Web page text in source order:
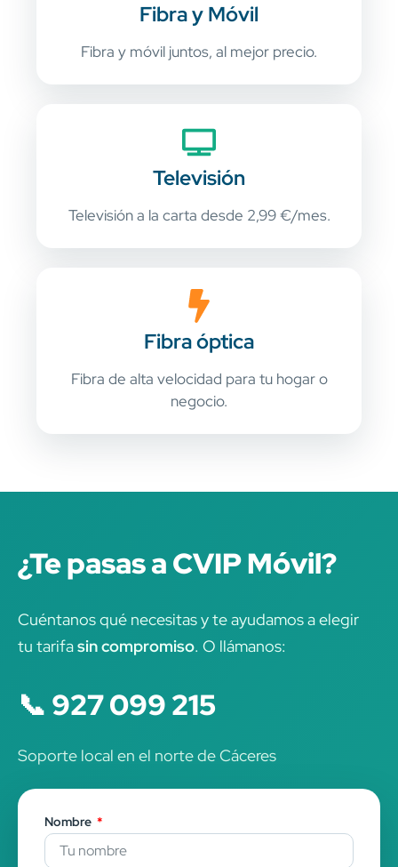
Fibra y Móvil
Fibra y móvil juntos, al mejor precio.
Televisión
Televisión a la carta desde 2,99 €/mes.
Fibra óptica
Fibra de alta velocidad para tu hogar o
negocio.
¿Te pasas a CVIP Móvil?
Cuéntanos qué necesitas y te ayudamos a elegir
tu tarifasin compromiso. O llámanos:
📞 927 099 215
Soporte local en el norte de Cáceres
Nombre